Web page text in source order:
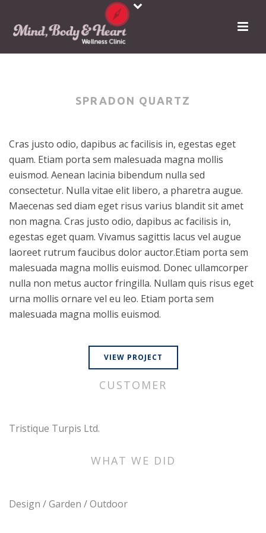
SPRADON QUARTZ
Cras justo odio, dapibus ac facilisis in, egestas eget
quam. Etiam porta sem malesuada magna mollis
euismod. Aenean lacinia bibendum nulla sed
consectetur. Nulla vitae elit libero, a pharetra augue.
Maecenas sed diam eget risus varius blandit sit amet
non magna. Cras justo odio, dapibus ac facilisis in,
egestas eget quam. Vivamus sagittis lacus vel augue
laoreet rutrum faucibus dolor auctor.Etiam porta sem
malesuada magna mollis euismod. Donec ullamcorper
nulla non metus auctor fringilla. Nullam quis risus eget
urna mollis ornare vel eu leo. Etiam porta sem
malesuada magna mollis euismod.
VIEW PROJECT
CUSTOMER
Tristique Turpis Ltd.
WHAT WE DID
Design / Garden / Outdoor